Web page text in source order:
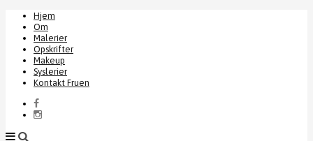
Hjem
Om
Malerier
Opskrifter
Makeup
Syslerier
Kontakt Fruen